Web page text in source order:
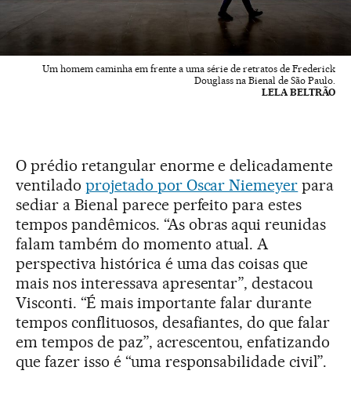
Um homem caminha em frente a uma série de retratos de Frederick
Douglass na Bienal de São Paulo.
LELA BELTRÃO
O prédio retangular enorme e delicadamente
ventilado projetado por Oscar Niemeyer para
sediar a Bienal parece perfeito para estes
tempos pandêmicos. “As obras aqui reunidas
falam também do momento atual. A
perspectiva histórica é uma das coisas que
mais nos interessava apresentar”, destacou
Visconti. “É mais importante falar durante
tempos conflituosos, desafiantes, do que falar
em tempos de paz”, acrescentou, enfatizando
que fazer isso é “uma responsabilidade civil”.